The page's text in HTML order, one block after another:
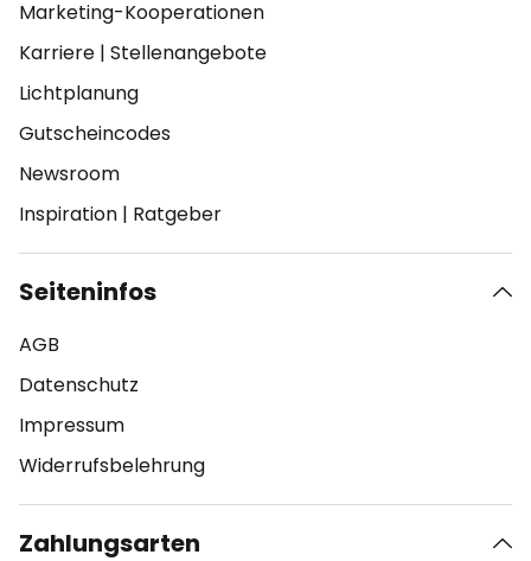
Marketing-Kooperationen
Karriere | Stellenangebote
Lichtplanung
Gutscheincodes
Newsroom
Inspiration | Ratgeber
Seiteninfos
AGB
Datenschutz
Impressum
Widerrufsbelehrung
Zahlungsarten